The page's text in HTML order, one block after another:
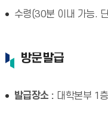
수령(30분 이내 가능.
방문발급
발급장소 : 대학본부 1